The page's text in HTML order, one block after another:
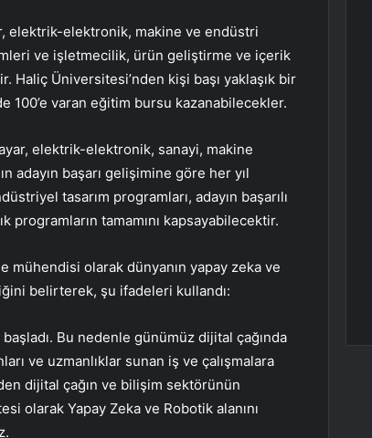
elektrik-elektronik, makine ve endüstri
ve işletmecilik, ürün geliştirme ve içerik
Haliç Üniversitesi’nden kişi başı yaklaşık bir
100’e varan eğitim bursu kazanabilecekler.
elektrik-elektronik, sanayi, makine
adayın başarı gelişimine göre her yıl
tasarım programları, adayın başarılı
tamamını kapsayabilecektir.
olarak dünyanın yapay zeka ve
belirterek, şu ifadeleri kullandı:
Bu nedenle günümüz dijital çağında
ve uzmanlıklar sunan iş ve çalışmalara
dijital çağın ve bilişim sektörünün
olarak Yapay Zeka ve Robotik alanını